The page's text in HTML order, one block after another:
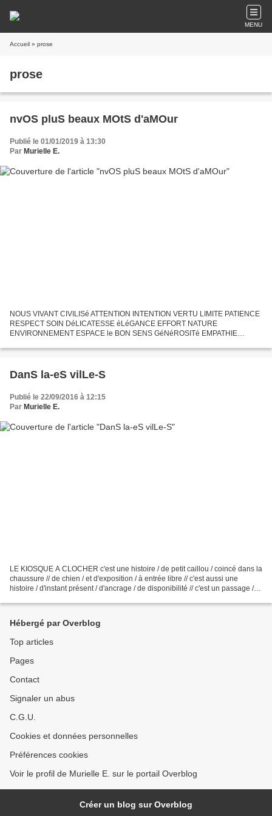
MENU
Accueil » prose
prose
nvOS pluS beaux MOtS d'aMOur
Publié le 01/01/2019 à 13:30
Par Murielle E.
NOUS VIVANT CIVILISé ATTENTION INTENTION VERTU LIMITE PATIENCE
RESPECT SOIN DéLICATESSE éLéGANCE EFFORT NATURE
ENVIRONNEMENT ESPACE le BON SENS GéNéROSITé EMPATHIE
RIRE SOURIRE VIGILANCE TRANSCENDANCE CLAIRVOYANCE
BEAUTé AUTHENTIQUE TRANSPARENCE SACRé LéGèRETé FAUNE
DanS la-eS vilLe-S
Publié le 22/09/2016 à 12:15
Par Murielle E.
LE KIOSQUE A CLOCHER c'est une histoire / de petit caillou / coincé dans la
chaussure // de chien / et d'exposition / à entrée libre // c'est aussi une
histoire / d'instant présent / d'ancrage / de disponibilité // c'est un passage /
Hébergé par Overblog
Top articles
Pages
Contact
Signaler un abus
C.G.U.
Cookies et données personnelles
Préférences cookies
Voir le profil de Murielle E. sur le portail Overblog
Créer un blog sur Overblog